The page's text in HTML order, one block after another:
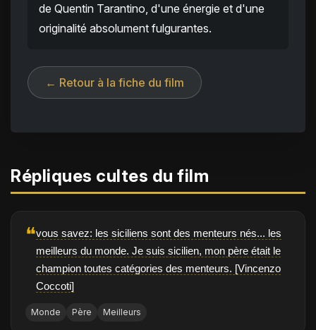
de Quentin Tarantino, d'une énergie et d'une
originalité absolument fulgurantes.
← Retour à la fiche du film
Répliques cultes du film
❝vous savez: les siciliens sont des menteurs nés... les
meilleurs du monde. Je suis sicilien, mon père était le
champion toutes catégories des menteurs. [Vincenzo
Coccoti]
Monde Père Meilleurs